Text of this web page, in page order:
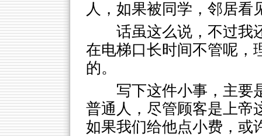
人，如果被同学，邻居看
话虽这么说，不过我
在电梯口长时间不管呢，
的。
写下这件小事，主要
普通人，尽管顾客是上帝
如果我们给他点小费，或